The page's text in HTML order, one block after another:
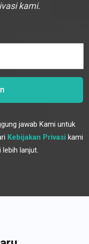
kami.
jawab Kami untuk
Kebijakan Privasi kami
lanjut.